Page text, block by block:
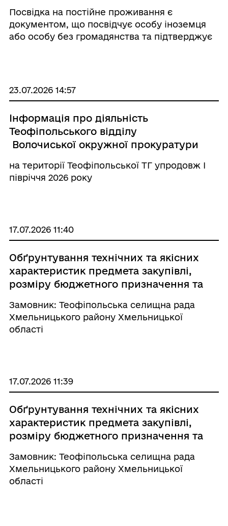
Посвідка на постійне проживання є
документом, що посвідчує особу іноземця
або особу без громадянства та підтверджує
23.07.2026 14:57
Інформація про діяльність
Теофіпольського відділу
Волочиської окружної прокуратури
на території Теофіпольської ТГ упродовж І
півріччя 2026 року
17.07.2026 11:40
Обґрунтування технічних та якісних
характеристик предмета закупівлі,
розміру бюджетного призначення та
закупівлі
Замовник: Теофіпольська селищна рада
Хмельницького району Хмельницької
області
17.07.2026 11:39
Обґрунтування технічних та якісних
характеристик предмета закупівлі,
розміру бюджетного призначення та
закупівлі
Замовник: Теофіпольська селищна рада
Хмельницького району Хмельницької
області